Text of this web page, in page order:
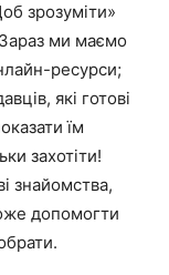
зрозуміти»
ми маємо
ресурси;
які готові
їм
захотіти!
знайомства,
допомогти